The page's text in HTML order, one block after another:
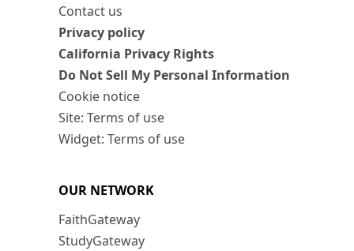
Contact us
Privacy policy
California Privacy Rights
Do Not Sell My Personal Information
Cookie notice
Site: Terms of use
Widget: Terms of use
OUR NETWORK
FaithGateway
StudyGateway